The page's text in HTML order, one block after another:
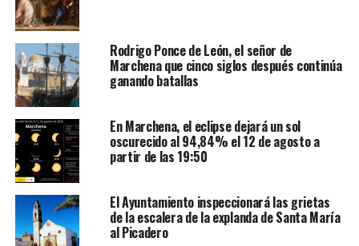
Rodrigo Ponce de León, el señor de
Marchena que cinco siglos después continúa
ganando batallas
En Marchena, el eclipse dejará un sol
oscurecido al 94,84% el 12 de agosto a
partir de las 19:50
El Ayuntamiento inspeccionará las grietas
de la escalera de la explanda de Santa María
al Picadero